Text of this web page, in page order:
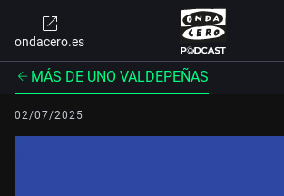
ondacero.es
MÁS DE UNO VALDEPEÑAS
02/07/2025